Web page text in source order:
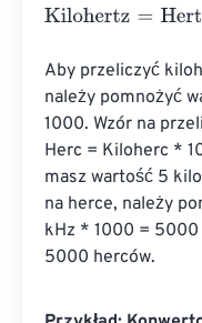
Kilohertz=Hertz×
Aby przeliczyć
należy pomnożyć
1000. Wzór na
Herc = Kiloherc *
masz wartość 5
na herce, należy
kHz * 1000 =
5000 herców.